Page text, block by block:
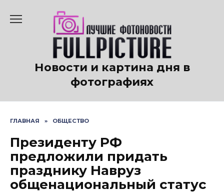
содержанию
Новости и картина дня в
фотографиях
ГЛАВНАЯ » ОБЩЕСТВО
Президенту РФ
предложили придать
празднику Навруз
общенациональный статус